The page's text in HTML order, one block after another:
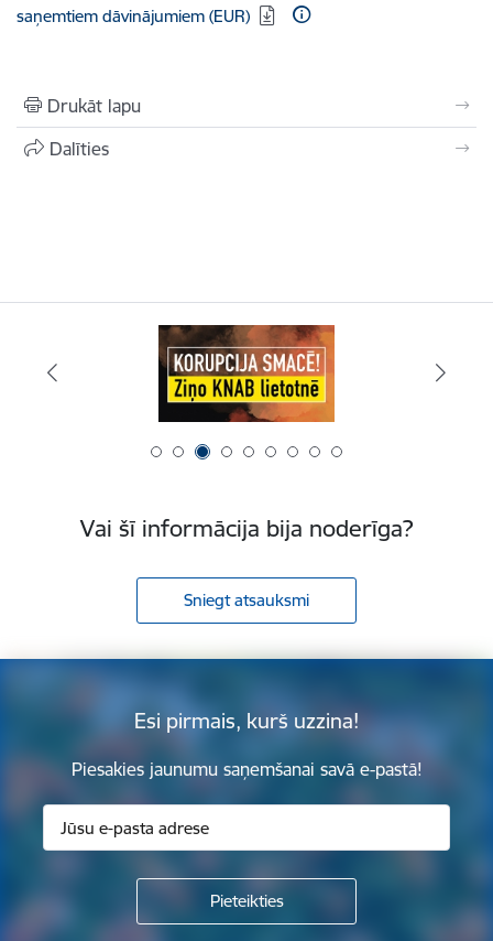
saņemtiem dāvinājumiem (EUR)
Drukāt lapu
Dalīties
Vai šī informācija bija noderīga?
Sniegt atsauksmi
Esi pirmais, kurš uzzina!
Piesakies jaunumu saņemšanai savā e-pastā!